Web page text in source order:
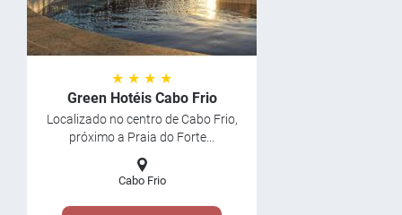
★ ★ ★ ★
Green Hotéis Cabo Frio
Localizado no centro de Cabo Frio,
próximo a Praia do Forte...
Cabo Frio